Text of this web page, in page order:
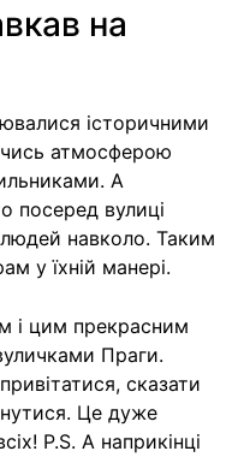
на
історичними
атмосферою
А
посеред вулиці
навколо. Таким
у їхній манері.
і цим прекрасним
Праги.
сказати
Це дуже
P.S. А наприкінці